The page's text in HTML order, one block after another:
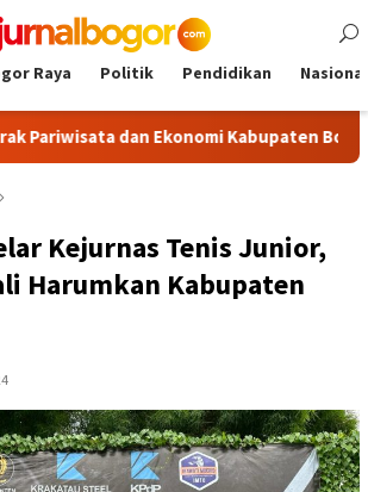
Raya Politik Pendidikan Nasional
dan Ekonomi Kabupaten Bogor
Kejurnas Tenis Junior,
Harumkan Kabupaten